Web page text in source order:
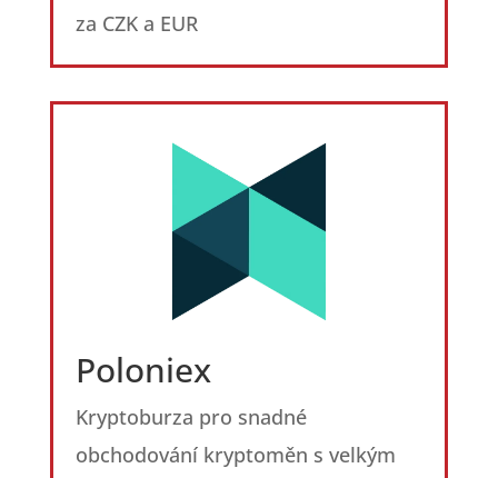
za CZK a EUR
Poloniex
Kryptoburza pro snadné
obchodování kryptoměn s velkým